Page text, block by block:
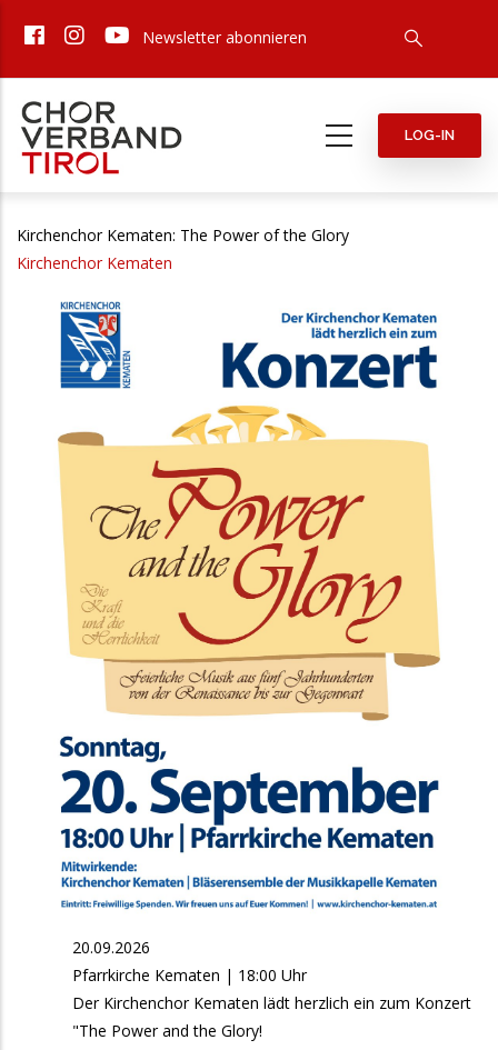
zum
Newsletter abonnieren
LOG-IN
Kirchenchor Kematen: The Power of the Glory
Kirchenchor Kematen
20.09.2026
Pfarrkirche Kematen | 18:00 Uhr
Der Kirchenchor Kematen lädt herzlich ein zum Konzert
"The Power and the Glory!